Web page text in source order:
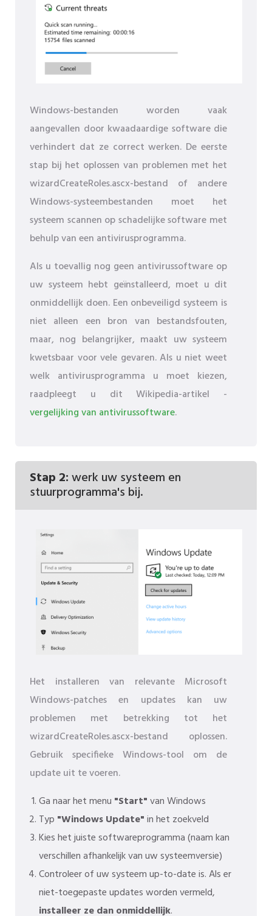
Windows-bestanden worden vaak
aangevallen door kwaadaardige software die
verhindert dat ze correct werken. De eerste
stap bij het oplossen van problemen met het
wizardCreateRoles.ascx-bestand of andere
Windows-systeembestanden moet het
systeem scannen op schadelijke software met
behulp van een antivirusprogramma.
Als u toevallig nog geen antivirussoftware op
uw systeem hebt geïnstalleerd, moet u dit
onmiddellijk doen. Een onbeveiligd systeem is
niet alleen een bron van bestandsfouten,
maar, nog belangrijker, maakt uw systeem
kwetsbaar voor vele gevaren. Als u niet weet
welk antivirusprogramma u moet kiezen,
raadpleegt u dit Wikipedia-artikel -
vergelijking van antivirussoftware.
Stap 2:werk uw systeem en
stuurprogramma's bij.
Het installeren van relevante Microsoft
Windows-patches en updates kan uw
problemen met betrekking tot het
wizardCreateRoles.ascx-bestand oplossen.
Gebruik specifieke Windows-tool om de
update uit te voeren.
Ga naar het menu "Start"van Windows
Typ "Windows Update"in het zoekveld
Kies het juiste softwareprogramma (naam kan
verschillen afhankelijk van uw systeemversie)
Controleer of uw systeem up-to-date is. Als er
niet-toegepaste updates worden vermeld,
installeer ze dan onmiddellijk.